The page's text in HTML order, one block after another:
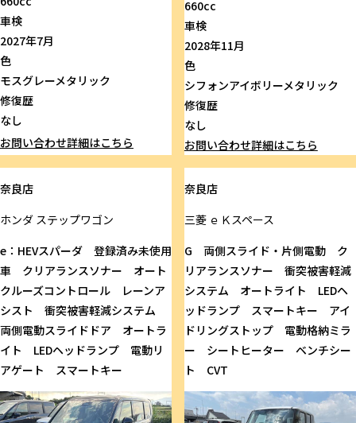
車検
2027年7月
色
モスグレーメタリック
修復歴
なし
お問い合わせ詳細はこちら
660cc
車検
2028年11月
色
シフォンアイボリーメタリック
修復歴
なし
お問い合わせ詳細はこちら
奈良店
ホンダ ステップワゴン
e：HEVスパーダ 登録済み未使用
車 クリアランスソナー オート
クルーズコントロール レーンア
シスト 衝突被害軽減システム
両側電動スライドドア オートラ
イト LEDヘッドランプ 電動リ
アゲート スマートキー
奈良店
三菱ｅＫスペース
G 両側スライド・片側電動 ク
リアランスソナー 衝突被害軽減
システム オートライト LEDヘ
ッドランプ スマートキー アイ
ドリングストップ 電動格納ミラ
ー シートヒーター ベンチシー
ト CVT